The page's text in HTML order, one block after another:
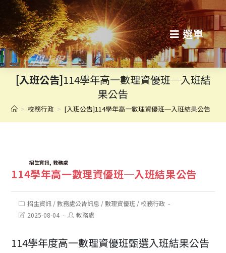
轉
至
主
選單
[入班公告]114學年高一數理資優班─入班結
果公告
> 校務行政 > [入班公告]114學年高一數理資優班─入班結果公告
TAGS:招生資訊, 教務處
114學年高一數理資優班─入班結果公告
Post
category:
招生資訊 / 教務處公告訊息 / 數理資優班 / 校務行政
Post2025-08-04
Post教務處
114學年度高一數理資優班甄選入班結果公告